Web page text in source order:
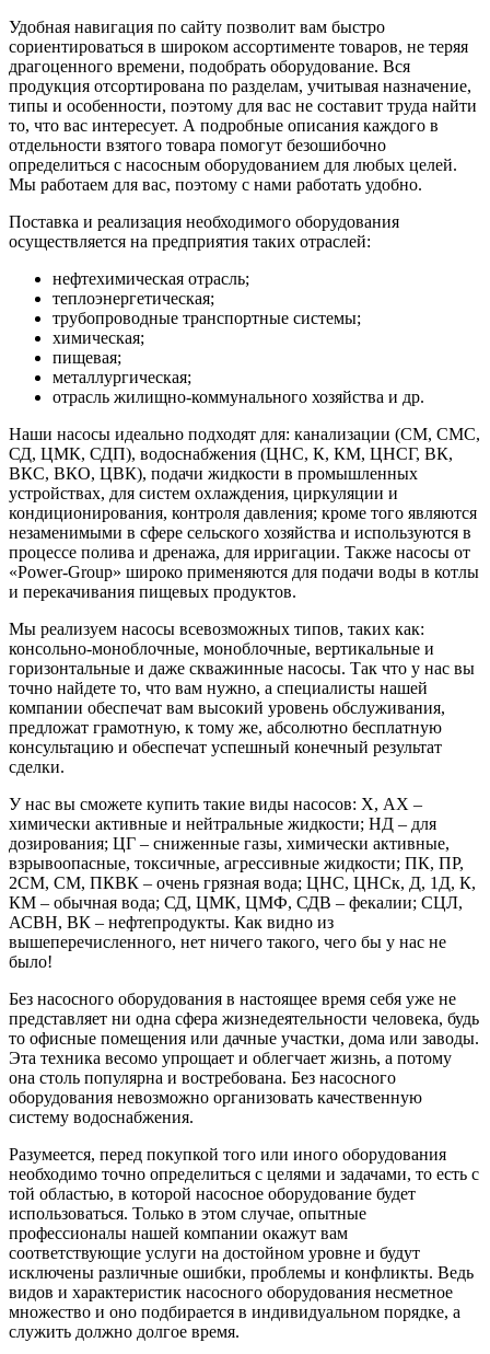
Удобная навигация по сайту позволит вам быстро
сориентироваться в широком ассортименте товаров, не теряя
драгоценного времени, подобрать оборудование. Вся
продукция отсортирована по разделам, учитывая назначение,
типы и особенности, поэтому для вас не составит труда найти
то, что вас интересует. А подробные описания каждого в
отдельности взятого товара помогут безошибочно
определиться с насосным оборудованием для любых целей.
Мы работаем для вас, поэтому с нами работать удобно.
Поставка и реализация необходимого оборудования
осуществляется на предприятия таких отраслей:
нефтехимическая отрасль;
теплоэнергетическая;
трубопроводные транспортные системы;
химическая;
пищевая;
металлургическая;
отрасль жилищно-коммунального хозяйства и др.
Наши насосы идеально подходят для: канализации (СМ, СМС,
СД, ЦМК, СДП), водоснабжения (ЦНС, К, КМ, ЦНСГ, ВК,
ВКС, ВКО, ЦВК), подачи жидкости в промышленных
устройствах, для систем охлаждения, циркуляции и
кондиционирования, контроля давления; кроме того являются
незаменимыми в сфере сельского хозяйства и используются в
процессе полива и дренажа, для ирригации. Также насосы от
«Power-Group» широко применяются для подачи воды в котлы
и перекачивания пищевых продуктов.
Мы реализуем насосы всевозможных типов, таких как:
консольно-моноблочные, моноблочные, вертикальные и
горизонтальные и даже скважинные насосы. Так что у нас вы
точно найдете то, что вам нужно, а специалисты нашей
компании обеспечат вам высокий уровень обслуживания,
предложат грамотную, к тому же, абсолютно бесплатную
консультацию и обеспечат успешный конечный результат
сделки.
У нас вы сможете купить такие виды насосов: Х, АХ –
химически активные и нейтральные жидкости; НД – для
дозирования; ЦГ – сниженные газы, химически активные,
взрывоопасные, токсичные, агрессивные жидкости; ПК, ПР,
2СМ, СМ, ПКВК – очень грязная вода; ЦНС, ЦНСк, Д, 1Д, К,
КМ – обычная вода; СД, ЦМК, ЦМФ, СДВ – фекалии; СЦЛ,
АСВН, ВК – нефтепродукты. Как видно из
вышеперечисленного, нет ничего такого, чего бы у нас не
было!
Без насосного оборудования в настоящее время себя уже не
представляет ни одна сфера жизнедеятельности человека, будь
то офисные помещения или дачные участки, дома или заводы.
Эта техника весомо упрощает и облегчает жизнь, а потому
она столь популярна и востребована. Без насосного
оборудования невозможно организовать качественную
систему водоснабжения.
Разумеется, перед покупкой того или иного оборудования
необходимо точно определиться с целями и задачами, то есть с
той областью, в которой насосное оборудование будет
использоваться. Только в этом случае, опытные
профессионалы нашей компании окажут вам
соответствующие услуги на достойном уровне и будут
исключены различные ошибки, проблемы и конфликты. Ведь
видов и характеристик насосного оборудования несметное
множество и оно подбирается в индивидуальном порядке, а
служить должно долгое время.